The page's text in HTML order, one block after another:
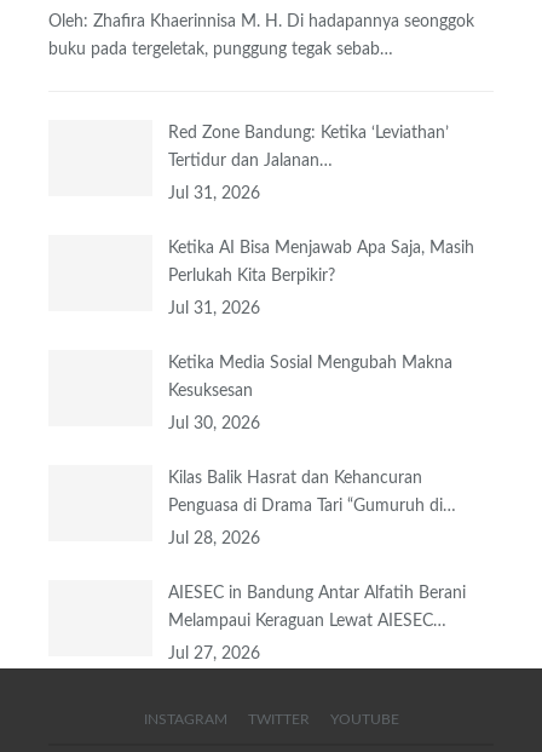
Oleh: Zhafira Khaerinnisa M. H.
Di hadapannya seonggok
buku pada tergeletak, punggung tegak sebab…
Red Zone Bandung: Ketika ‘Leviathan’
Tertidur dan Jalanan…
Jul 31, 2026
Ketika AI Bisa Menjawab Apa Saja, Masih
Perlukah Kita Berpikir?
Jul 31, 2026
Ketika Media Sosial Mengubah Makna
Kesuksesan
Jul 30, 2026
Kilas Balik Hasrat dan Kehancuran
Penguasa di Drama Tari “Gumuruh di…
Jul 28, 2026
AIESEC in Bandung Antar Alfatih Berani
Melampaui Keraguan Lewat AIESEC…
Jul 27, 2026
INSTAGRAM TWITTER YOUTUBE